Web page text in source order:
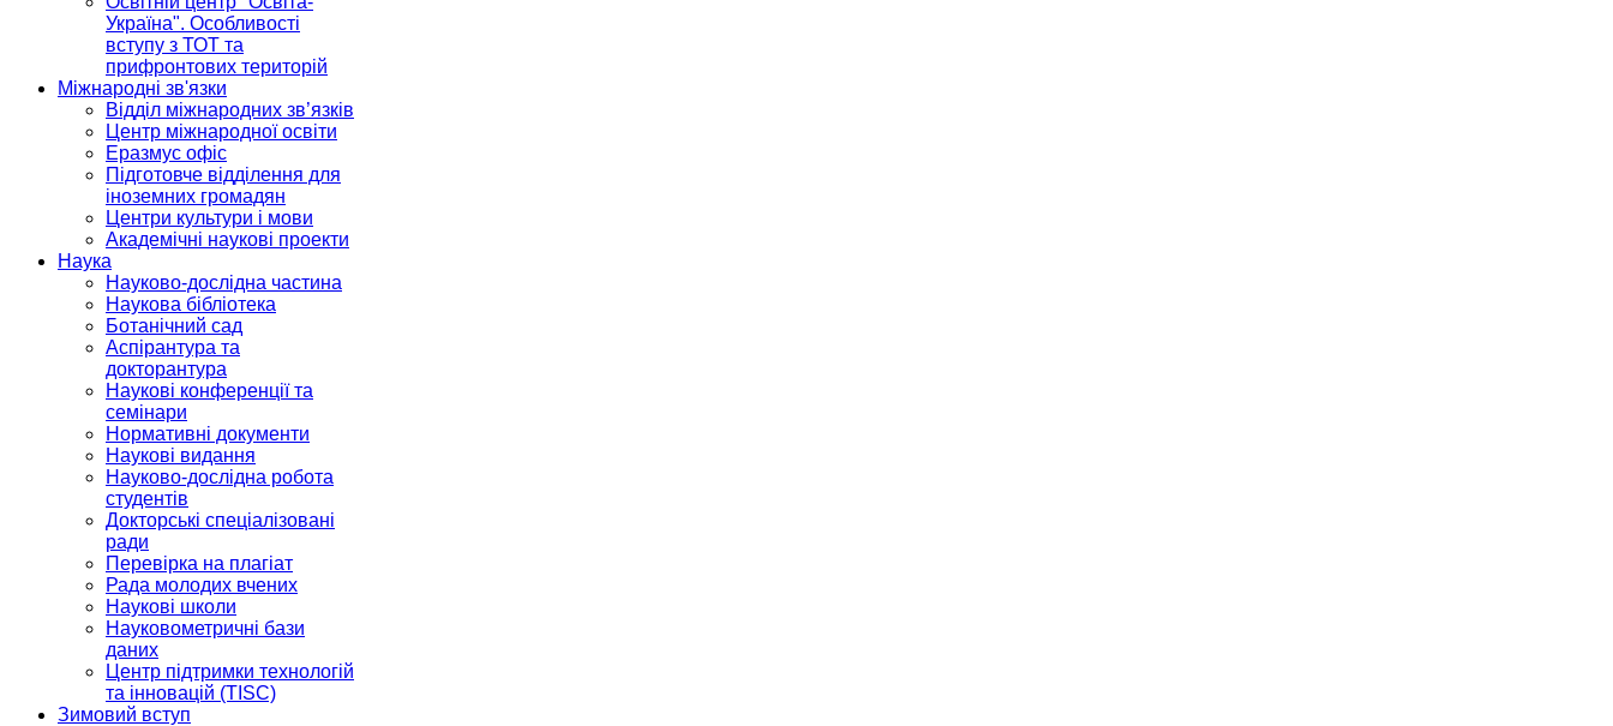
Україна". Особливості
вступу з ТОТ та
прифронтових територій
Міжнародні зв'язки
Відділ міжнародних зв’язків
Центр міжнародної освіти
Еразмус офіс
Підготовче відділення для
іноземних громадян
Центри культури і мови
Академічні наукові проекти
Наука
Науково-дослідна частина
Наукова бібліотека
Ботанічний сад
Аспірантура та
докторантура
Наукові конференції та
семінари
Нормативні документи
Наукові видання
Науково-дослідна робота
студентів
Докторські спеціалізовані
ради
Перевірка на плагіат
Рада молодих вчених
Наукові школи
Науковометричні бази
даних
Центр підтримки технологій
та інновацій (TISC)
Зимовий вступ